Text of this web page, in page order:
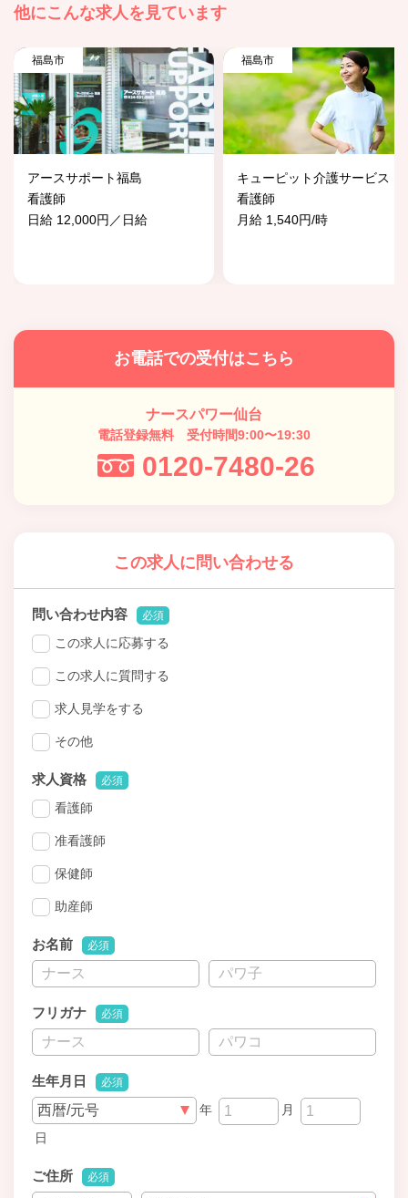
他にこんな求人を見ています
福島市
アースサポート福島
看護師
日給 12,000円／日給
福島市
キューピット介護サービス
看護師
月給 1,540円/時
お電話での受付はこちら
ナースパワー仙台
電話登録無料 受付時間9:00〜19:30
0120-7480-26
この求人に問い合わせる
問い合わせ内容 必須
この求人に応募する
この求人に質問する
求人見学をする
その他
求人資格 必須
看護師
准看護師
保健師
助産師
お名前 必須
フリガナ 必須
生年月日 必須
年
月
日
ご住所 必須